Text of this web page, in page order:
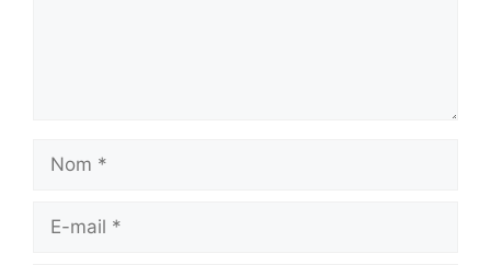
Nom